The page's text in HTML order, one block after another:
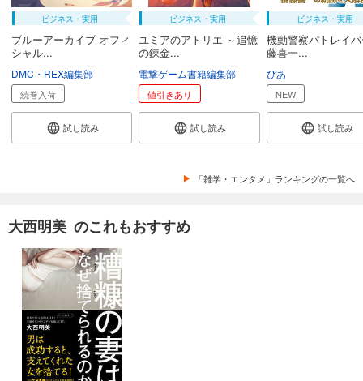
ビジネス・実用
ブルーアーカイブ オフィ
シャル...
DMC・REX編集部
続巻入荷
試し読み
ビジネス・実用
ユミアのアトリエ ～追憶
の錬金...
電撃ゲーム書籍編集部
値引きあり
試し読み
ビジネス・実用
機動警察パトレイ
藤喜一...
ぴあ
NEW
試し読み
「雑学・エンタメ」ランキングの一覧へ
大西明美 のこれもおすすめ